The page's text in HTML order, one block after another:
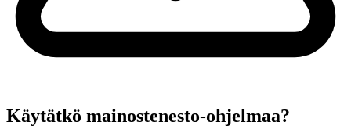
Käytätkö mainostenesto-ohjelmaa?